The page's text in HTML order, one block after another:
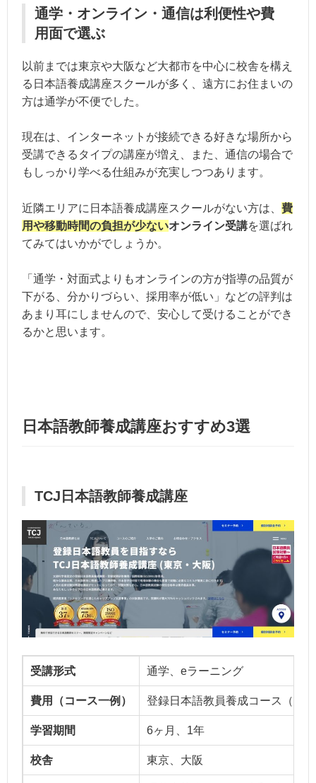
通学・オンライン・通信は利便性や費
用面で選ぶ
以前までは東京や大阪など大都市を中心に校舎を構え
る日本語養成講座スクールが多く、遠方にお住まいの
方は通学が不便でした。
現在は、インターネットが接続できる好きな場所から
受講できるタイプの講座が増え、また、通信の場合で
もしっかり学べる仕組みが充実しつつあります。
近隣エリアに日本語養成講座スクールがない方は、 費
用や移動時間の負担が少ないオンライン受講を選ばれ
てみてはいかがでしょうか。
「通学・対面式よりもオンラインの方が指導の品質が
下がる、分かりづらい、採用率が低い」などの評判は
あまり耳にしませんので、安心して受けることができ
るかと思います。
日本語教師養成講座おすすめ3選
TCJ日本語教師養成講座
受講形式 通学、eラーニング
費用（コース一例） 登録日本語教員養成コース（通
学習期間 6ヶ月、1年
校舎 東京、大阪